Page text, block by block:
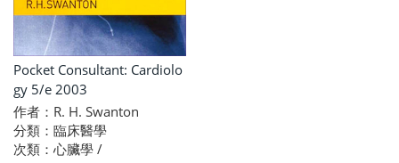
Pocket Consultant: Cardiolo
gy 5/e 2003
作者：R. H. Swanton
分類：臨床醫學
次類：心臟學 /